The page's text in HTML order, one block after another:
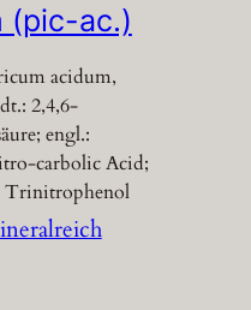
(pic-ac.)
acidum,
2,4,6-
engl.:
carbolic Acid;